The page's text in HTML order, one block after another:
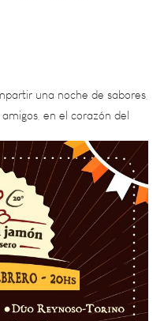
noche de sabores,
en el corazón del